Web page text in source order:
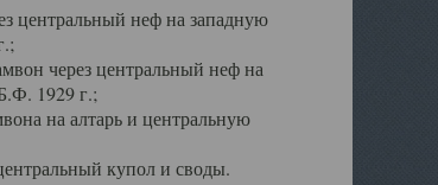
центральный неф на западную
через центральный неф на
1929 г.;
на алтарь и центральную
купол и своды.